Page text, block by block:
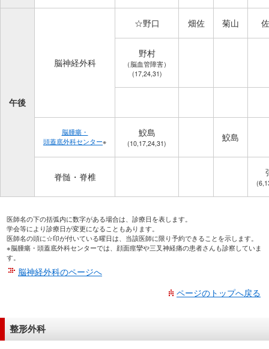
午後
脳神経外科
☆野口 畑佐 菊山
野村
（脳血管障害）
(17,24,31)
脳腫瘍・
頭蓋底外科センター※
鮫島
(10,17,24,31)
鮫島
脊髄・脊椎
医師名の下の括弧内に数字がある場合は、診療日を表します。
学会等により診療日が変更になることもあります。
医師名の頭に☆印が付いている曜日は、当該医師に限り予約できることを示します。
※脳腫瘍・頭蓋底外科センターでは、顔面痙攣や三叉神経痛の患者さんも診察していま
す。
脳神経外科のページへ
ページのトップへ戻る
整形外科